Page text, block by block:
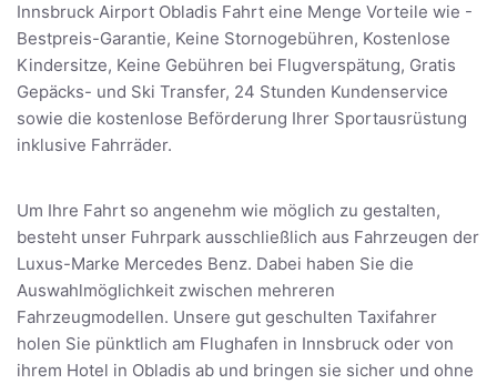
Innsbruck Airport Obladis Fahrt eine Menge Vorteile wie -
Bestpreis-Garantie, Keine Stornogebühren, Kostenlose
Kindersitze, Keine Gebühren bei Flugverspätung, Gratis
Gepäcks- und Ski Transfer, 24 Stunden Kundenservice
sowie die kostenlose Beförderung Ihrer Sportausrüstung
inklusive Fahrräder.
Um Ihre Fahrt so angenehm wie möglich zu gestalten,
besteht unser Fuhrpark ausschließlich aus Fahrzeugen der
Luxus-Marke Mercedes Benz. Dabei haben Sie die
Auswahlmöglichkeit zwischen mehreren
Fahrzeugmodellen. Unsere gut geschulten Taxifahrer
holen Sie pünktlich am Flughafen in Innsbruck oder von
ihrem Hotel in Obladis ab und bringen sie sicher und ohne